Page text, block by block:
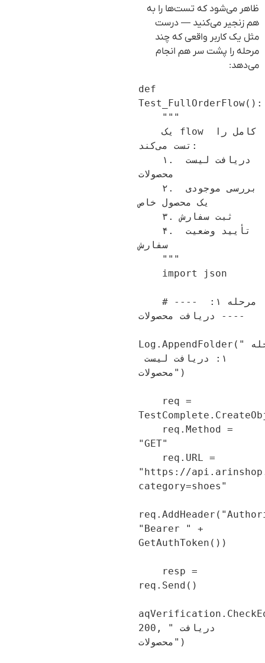
ظاهر می‌شود که تست‌ها را به
هم زنجیر می‌کنید — درست
مثل یک کاربر واقعی که چند
مرحله را پشت سر هم انجام
می‌دهد:
def
    """
    یک flow کامل را
تست می‌کند:
    ۱. دریافت لیست
محصولات
    ۲. بررسی موجودی
یک محصول خاص
    ۳. ثبت سفارش
    ۴. تأیید وضعیت
سفارش
    """
    import json
    # ---- مرحله ۱:
دریافت محصولات ----
Log.AppendFolder("مرحله
۱: دریافت لیست
محصولات")
    req =
    req.Method =
"GET"
    req.URL =
"https://
category=shoes"
"Bearer " +
GetAuthToken())
    resp =
req.Send()
200, "دریافت
محصولات")